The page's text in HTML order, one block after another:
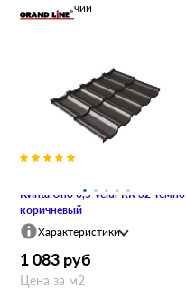
Kvinta Uno 0,5 Velur RR 32 Темно-
коричневый
В наличии
Характеристики
1 083 руб
Цена за м2